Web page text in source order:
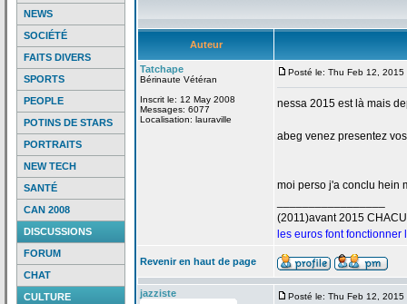
NEWS
SOCIÉTÉ
FAITS DIVERS
SPORTS
PEOPLE
POTINS DE STARS
PORTRAITS
NEW TECH
SANTÉ
CAN 2008
DISCUSSIONS
FORUM
CHAT
CULTURE
Auteur
Tatchape
Bérinaute Vétéran
Inscrit le: 12 May 2008
Messages: 6077
Localisation: lauraville
Posté le: Thu Feb 12, 2015
nessa 2015 est là mais
abeg venez presentez
moi perso j'a conclu hein
(2011)avant 2015
les euros font fonctionner
Revenir en haut de page
jazziste Posté le: Thu Feb 12, 2015